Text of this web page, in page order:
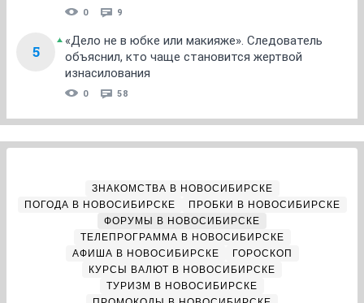
0 9
5
«Дело не в юбке или макияже». Следователь
объяснил, кто чаще становится жертвой
изнасилования
0 58
ЗНАКОМСТВА В НОВОСИБИРСКЕ
ПОГОДА В НОВОСИБИРСКЕ
ПРОБКИ В НОВОСИБИРСКЕ
ФОРУМЫ В НОВОСИБИРСКЕ
ТЕЛЕПРОГРАММА В НОВОСИБИРСКЕ
АФИША В НОВОСИБИРСКЕ
ГОРОСКОП
КУРСЫ ВАЛЮТ В НОВОСИБИРСКЕ
ТУРИЗМ В НОВОСИБИРСКЕ